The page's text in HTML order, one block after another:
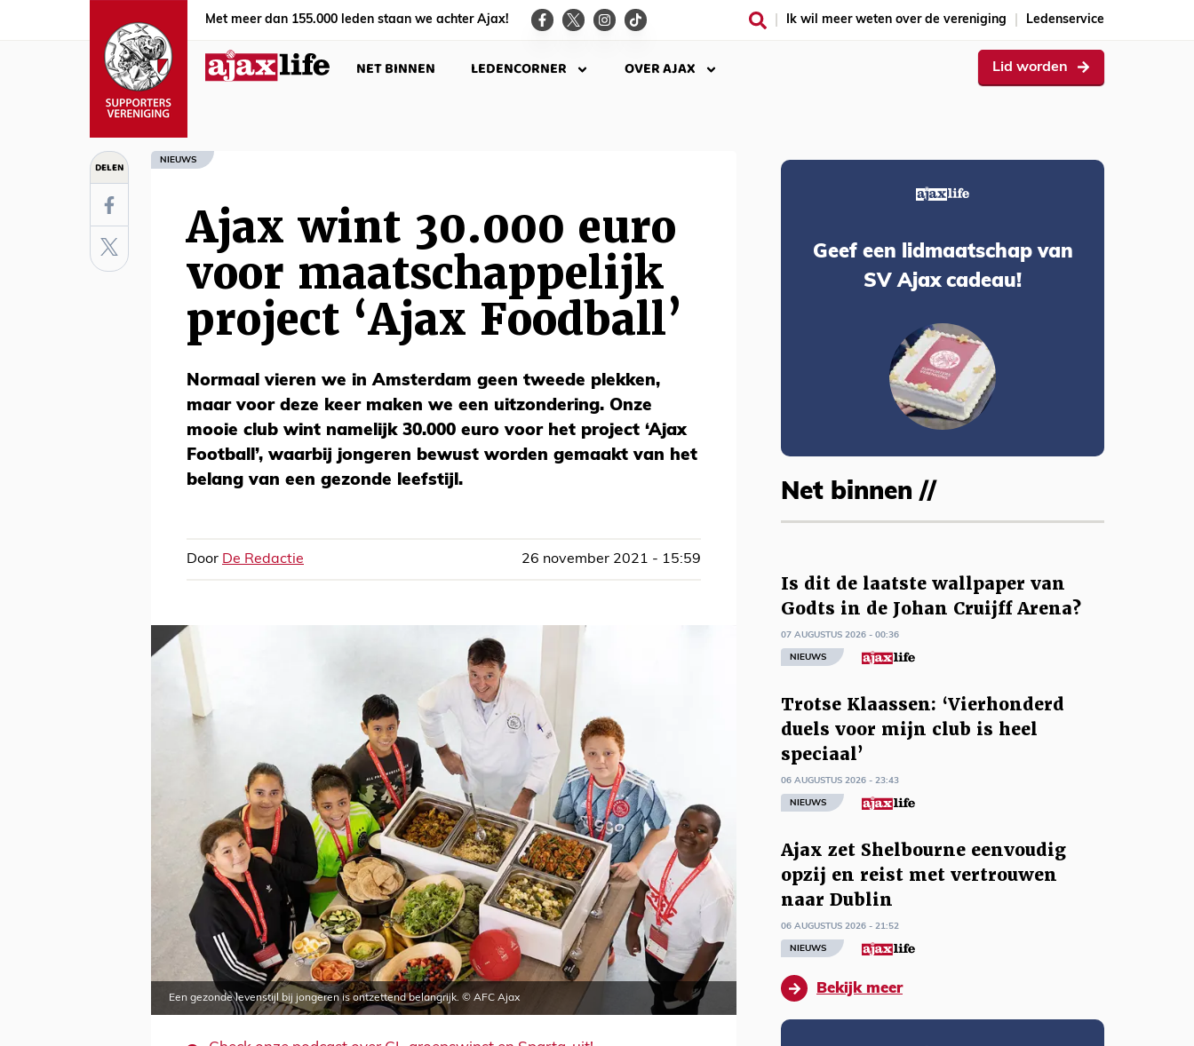
Met meer dan 155.000 leden staan we achter Ajax! Ik wil meer weten over de vereniging Ledenservice
NET BINNEN LEDENCORNER OVER AJAX Lid worden
DELEN NIEUWS
Ajax wint 30.000 euro
voor maatschappelijk
project ‘Ajax Foodball’
Normaal vieren we in Amsterdam geen tweede plekken,
maar voor deze keer maken we een uitzondering. Onze
mooie club wint namelijk 30.000 euro voor het project ‘Ajax
Football’, waarbij jongeren bewust worden gemaakt van het
belang van een gezonde leefstijl.
Door De Redactie 26 november 2021 - 15:59
Een gezonde levenstijl bij jongeren is ontzettend belangrijk. © AFC Ajax
Geef een lidmaatschap van
SV Ajax cadeau!
Net binnen //
Is dit de laatste wallpaper van
Godts in de Johan Cruijff Arena?
07 AUGUSTUS 2026 - 00:36
NIEUWS
Trotse Klaassen: ‘Vierhonderd
duels voor mijn club is heel
speciaal’
06 AUGUSTUS 2026 - 23:43
NIEUWS
Ajax zet Shelbourne eenvoudig
opzij en reist met vertrouwen
naar Dublin
06 AUGUSTUS 2026 - 21:52
NIEUWS
Bekijk meer